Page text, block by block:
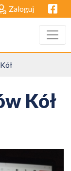
Zaloguj
Kół